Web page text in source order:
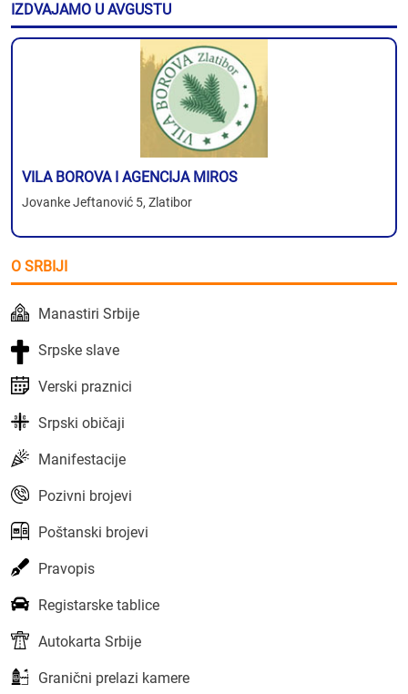
IZDVAJAMO U AVGUSTU
VILA BOROVA I AGENCIJA MIROS
Jovanke Jeftanović 5, Zlatibor
O SRBIJI
Manastiri Srbije
Srpske slave
Verski praznici
Srpski običaji
Manifestacije
Pozivni brojevi
Poštanski brojevi
Pravopis
Registarske tablice
Autokarta Srbije
Granični prelazi kamere